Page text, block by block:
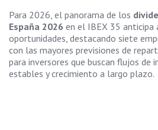
Para 2026, el panorama de los
España 2026 en el IBEX 35 anticipa
oportunidades, destacando siete
con las mayores previsiones de
para inversores que buscan flujos de
estables y crecimiento a largo plazo.